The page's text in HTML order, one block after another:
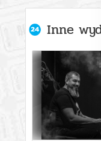
Inne